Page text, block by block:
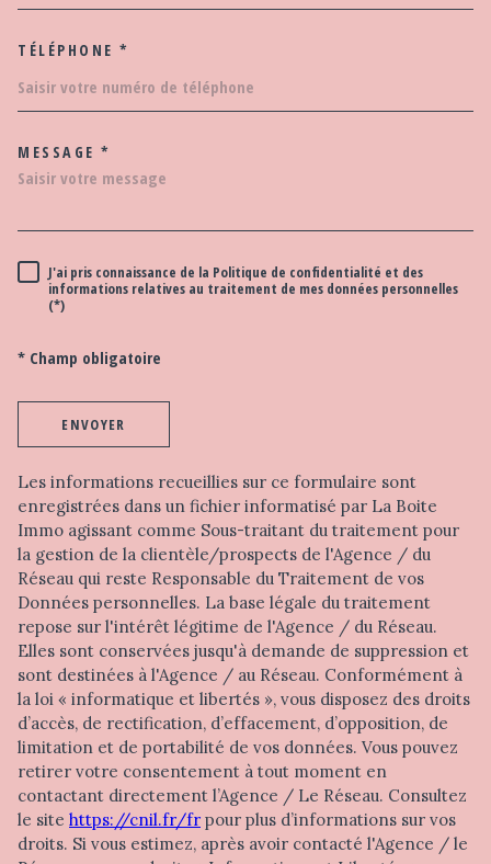
TÉLÉPHONE *
MESSAGE *
RÈGLEMENTATION
J'ai pris connaissance de la Politique de confidentialité et des
informations relatives au traitement de mes données personnelles
(*)
* Champ obligatoire
ENVOYER
Les informations recueillies sur ce formulaire sont
enregistrées dans un fichier informatisé par La Boite
Immo agissant comme Sous-traitant du traitement pour
la gestion de la clientèle/prospects de l'Agence / du
Réseau qui reste Responsable du Traitement de vos
Données personnelles. La base légale du traitement
repose sur l'intérêt légitime de l'Agence / du Réseau.
Elles sont conservées jusqu'à demande de suppression et
sont destinées à l'Agence / au Réseau. Conformément à
la loi « informatique et libertés », vous disposez des droits
d’accès, de rectification, d’effacement, d’opposition, de
limitation et de portabilité de vos données. Vous pouvez
retirer votre consentement à tout moment en
contactant directement l’Agence / Le Réseau. Consultez
le site https://cnil.fr/fr pour plus d’informations sur vos
droits. Si vous estimez, après avoir contacté l'Agence / le